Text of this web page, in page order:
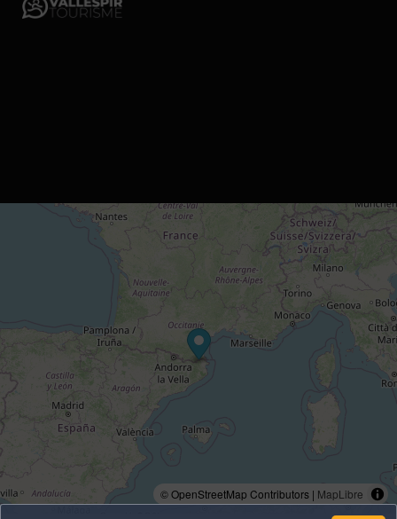
© OpenStreetMap Contributors | MapLibre